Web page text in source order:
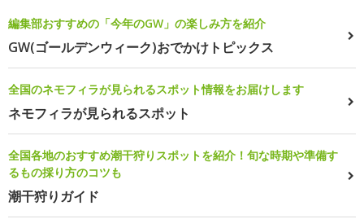
編集部おすすめの「今年のGW」の楽しみ方を紹介
GW(ゴールデンウィーク)おでかけトピックス
全国のネモフィラが見られるスポット情報をお届けします
ネモフィラが見られるスポット
全国各地のおすすめ潮干狩りスポットを紹介！旬な時期や準備す
るもの採り方のコツも
潮干狩りガイド